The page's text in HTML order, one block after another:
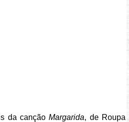
da cançãoMargarida, de Roupa